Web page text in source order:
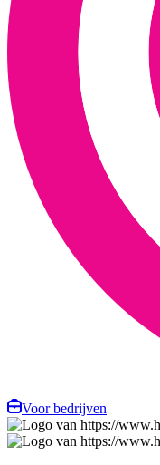
Voor bedrijven